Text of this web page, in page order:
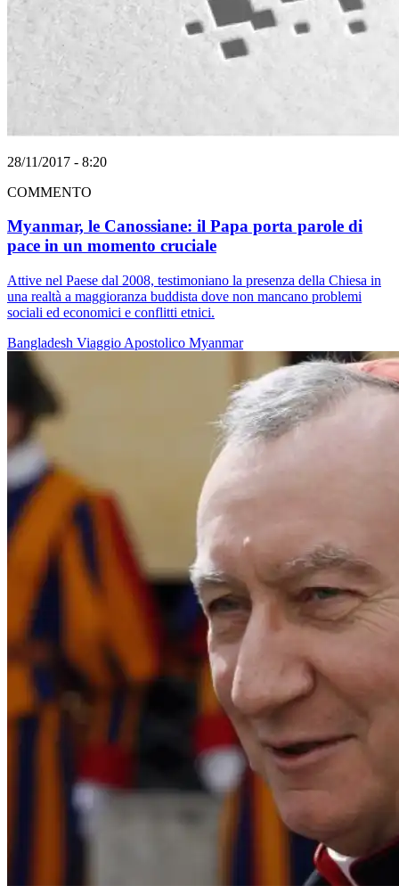
28/11/2017 - 8:20
COMMENTO
Myanmar, le Canossiane: il Papa porta parole di
pace in un momento cruciale
Attive nel Paese dal 2008, testimoniano la presenza della Chiesa in
una realtà a maggioranza buddista dove non mancano problemi
sociali ed economici e conflitti etnici.
Bangladesh Viaggio Apostolico Myanmar